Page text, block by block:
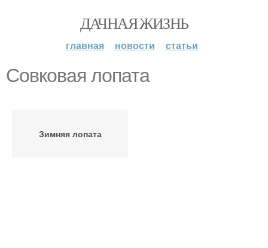
ДАЧНАЯ ЖИЗНЬ
главная новости статьи
Совковая лопата
Зимняя лопата